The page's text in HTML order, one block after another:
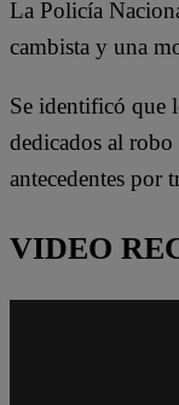
La Policía
cambista y una
Se identificó que
dedicados al
antecedentes por
VIDEO